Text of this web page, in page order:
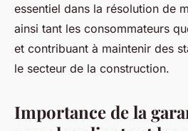
essentiel dans la résolution de
ainsi tant les consommateurs
et contribuant à maintenir des
le secteur de la construction.
Importance de la